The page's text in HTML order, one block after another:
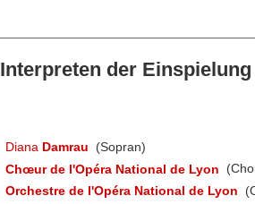
Interpreten der Einspielung
Diana Damrau
(Sopran)
Chœur de l'Opéra National de Lyon
Orchestre de l'Opéra National de Lyon